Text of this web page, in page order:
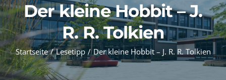
Der kleine Hobbit – J.
R. R. Tolkien
Startseite / Lesetipp / Der kleine Hobbit – J. R. R. Tolkien